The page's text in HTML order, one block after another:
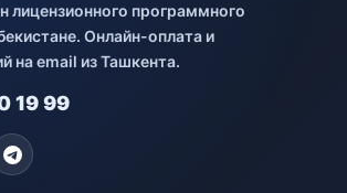
лицензионного программного
Онлайн-оплата и
на email из Ташкента.
19 99